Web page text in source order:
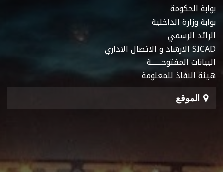
بوابة الحكومة
بوابة وزارة الداخلية
الرائد الرسمي
SICAD الارشاد و الاتصال الاداري
البيانات المفتوحـــــــة
هيئة النفاذ للمعلومة
الموقع